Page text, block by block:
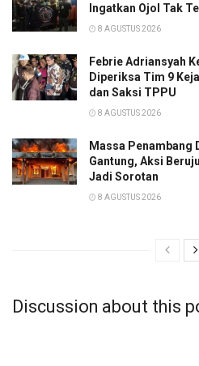
Ingatkan Ojol Tak
8 AGUSTUS 2026
Febrie Adriansyah
Diperiksa Tim 9
dan Saksi TPPU
8 AGUSTUS 2026
Massa Penambang
Gantung, Aksi
Jadi Sorotan
8 AGUSTUS 2026
Discussion about this